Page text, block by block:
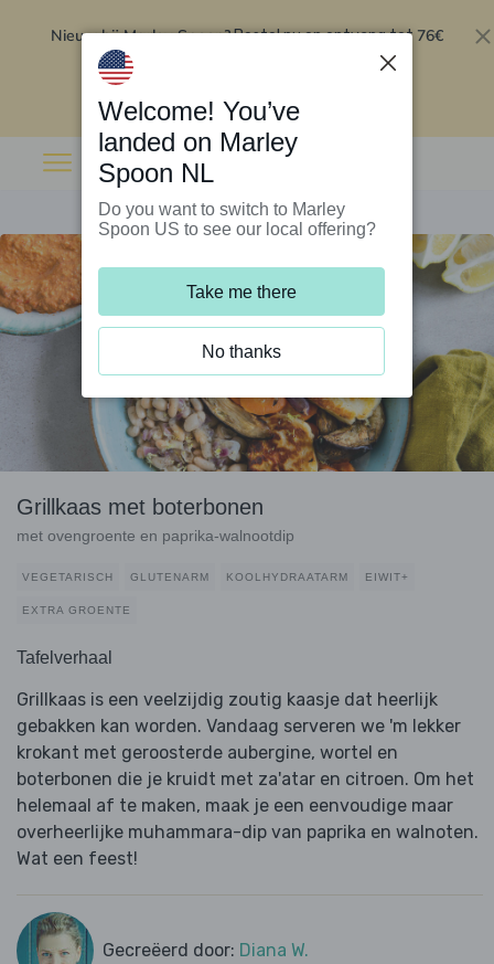
Nieuw bij Marley Spoon?Bestel nu en ontvang tot 76€
Grillkaas met boterbonen
met ovengroente en paprika-walnootdip
VEGETARISCH GLUTENARM KOOLHYDRAATARM EIWIT+
EXTRA GROENTE
Tafelverhaal
Grillkaas is een veelzijdig zoutig kaasje dat heerlijk
gebakken kan worden. Vandaag serveren we 'm lekker
krokant met geroosterde aubergine, wortel en
boterbonen die je kruidt met za'atar en citroen. Om het
helemaal af te maken, maak je een eenvoudige maar
overheerlijke muhammara-dip van paprika en walnoten.
Wat een feest!
Gecreëerd door: Diana W.
Welcome! You’ve
landed on Marley
Spoon NL
Do you want to switch to Marley
Spoon US to see our local offering?
Take me there
No thanks